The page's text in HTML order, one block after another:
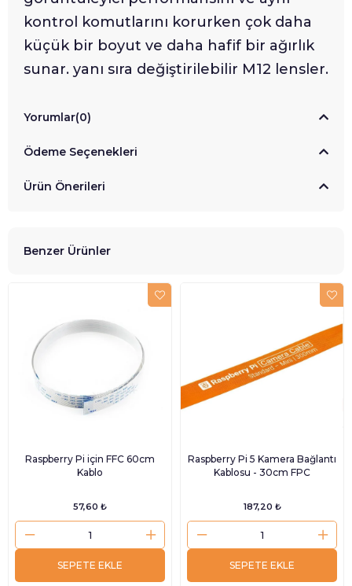
kontrol komutlarını korurken çok daha
küçük bir boyut ve daha hafif bir ağırlık
sunar. yanı sıra değiştirilebilir M12 lensler.
Yorumlar(0)
Ödeme Seçenekleri
Ürün Önerileri
Benzer Ürünler
Raspberry Pi için FFC 60cm
Kablo
57,60 ₺
SEPETE EKLE
Raspberry Pi 5 Kamera Bağlantı
Kablosu - 30cm FPC
187,20 ₺
SEPETE EKLE